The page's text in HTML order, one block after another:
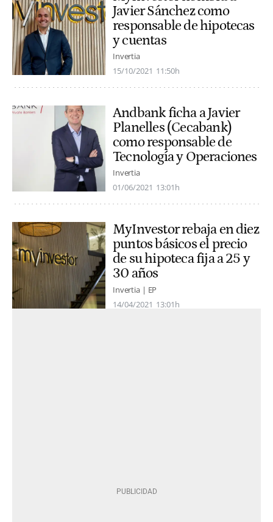
Javier Sánchez como
responsable de hipotecas
y cuentas
Invertia
15/10/2021 11:50h
Andbank ficha a Javier
Planelles (Cecabank)
como responsable de
Tecnología y Operaciones
Invertia
01/06/2021 13:01h
MyInvestor rebaja en diez
puntos básicos el precio
de su hipoteca fija a 25 y
30 años
Invertia | EP
14/04/2021 13:01h